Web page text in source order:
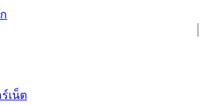
เน็ต